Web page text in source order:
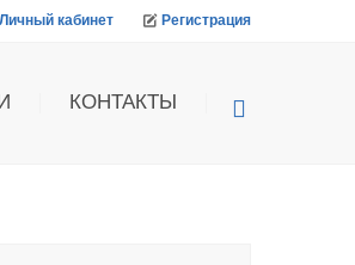
Личный кабинет Регистрация
КОНТАКТЫ